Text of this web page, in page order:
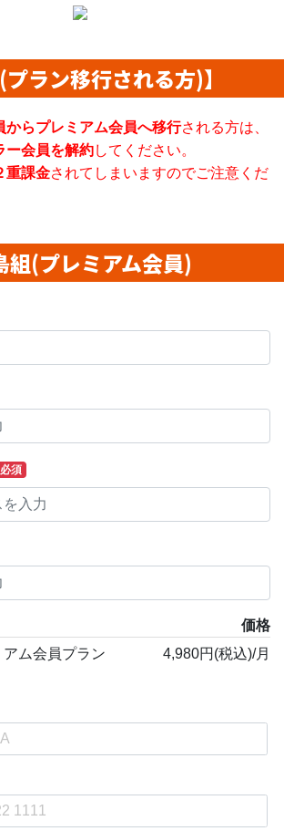
(プラン移行される方)】
らプレミアム会員へ移行される方は、
ー会員を解約してください。
重課金されてしまいますのでご注意くだ
組(プレミアム会員)
必須
価格
ム会員プラン
4,980円(税込)/月